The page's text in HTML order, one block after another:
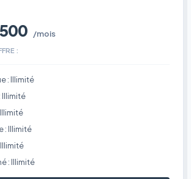
/mois
:
: Illimité
Illimité
: Illimité
: Illimité